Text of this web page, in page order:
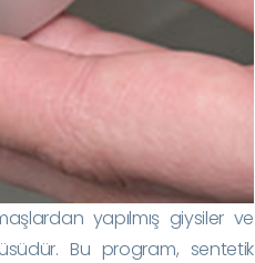
yapılmış giysiler ve
Bu program, sentetik